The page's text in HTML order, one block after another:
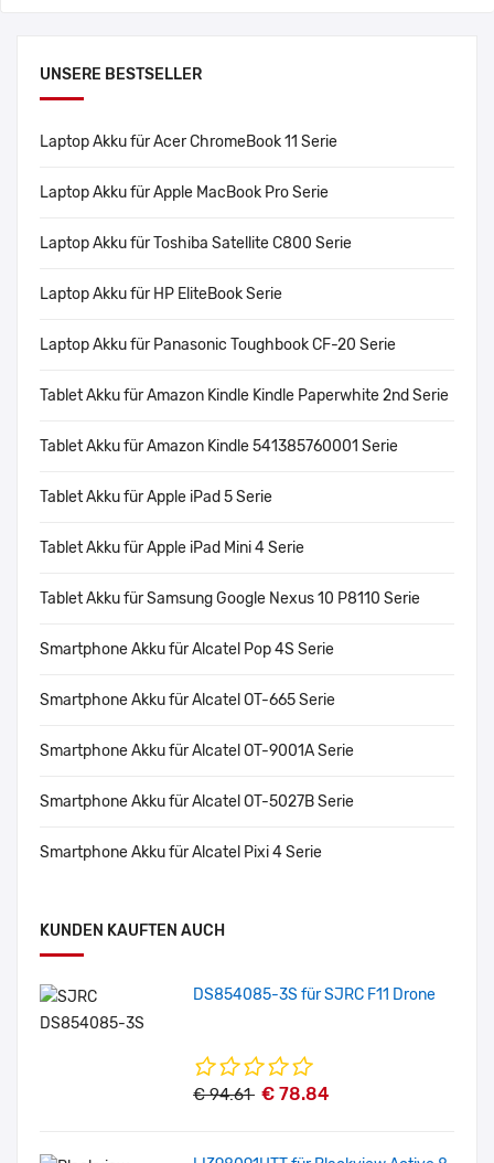
UNSERE BESTSELLER
Laptop Akku für Acer ChromeBook 11 Serie
Laptop Akku für Apple MacBook Pro Serie
Laptop Akku für Toshiba Satellite C800 Serie
Laptop Akku für HP EliteBook Serie
Laptop Akku für Panasonic Toughbook CF-20 Serie
Tablet Akku für Amazon Kindle Kindle Paperwhite 2nd Serie
Tablet Akku für Amazon Kindle 541385760001 Serie
Tablet Akku für Apple iPad 5 Serie
Tablet Akku für Apple iPad Mini 4 Serie
Tablet Akku für Samsung Google Nexus 10 P8110 Serie
Smartphone Akku für Alcatel Pop 4S Serie
Smartphone Akku für Alcatel OT-665 Serie
Smartphone Akku für Alcatel OT-9001A Serie
Smartphone Akku für Alcatel OT-5027B Serie
Smartphone Akku für Alcatel Pixi 4 Serie
KUNDEN KAUFTEN AUCH
DS854085-3S für SJRC F11 Drone
€ 94.61 € 78.84